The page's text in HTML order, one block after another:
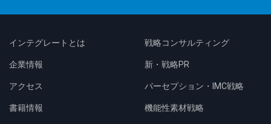
インテグレートとは
企業情報
アクセス
書籍情報
戦略コンサルティング
新・戦略PR
パーセプション・IMC戦略
機能性素材戦略